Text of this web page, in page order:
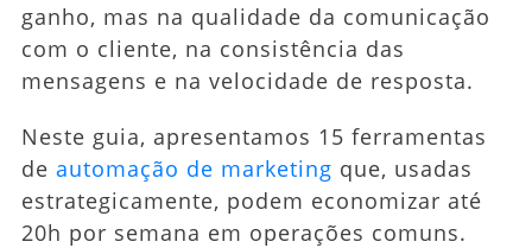
ganho, mas na qualidade da comunicação
com o cliente, na consistência das
mensagens e na velocidade de resposta.
Neste guia, apresentamos 15 ferramentas
de automação de marketing que, usadas
estrategicamente, podem economizar até
20h por semana em operações comuns.